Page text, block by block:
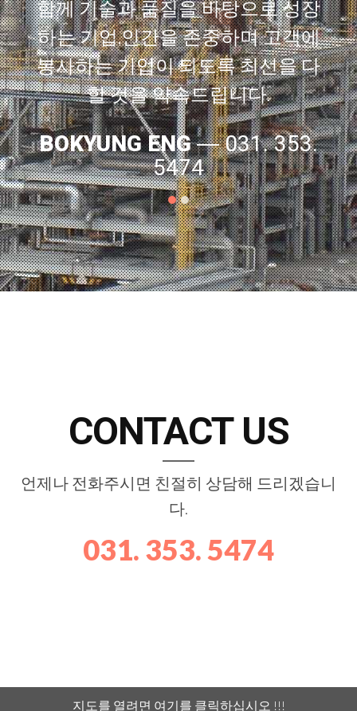
함께 기술과 품질을 바탕으로 성장
하는 기업,인간을 존중하며 고객에
봉사하는 기업이 되도록 최선을 다
할 것을 약속드립니다.
BOKYUNG ENG― 031. 353.
5474
CONTACT US
언제나 전화주시면 친절히 상담해 드리겠습니
다.
031. 353. 5474
지도를 열려면 여기를 클릭하십시오 !!!
Do you own this website? OK